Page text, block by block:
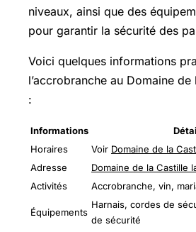
niveaux, ainsi que des
pour garantir la sécurité des
Voici quelques informations
l’accrobranche au Domaine
:
Informations
Horaires
Voir Domaine de la
Adresse
Domaine de la Castille
Activités
Accrobranche, vin,
Équipements
Harnais, cordes de
de sécurité